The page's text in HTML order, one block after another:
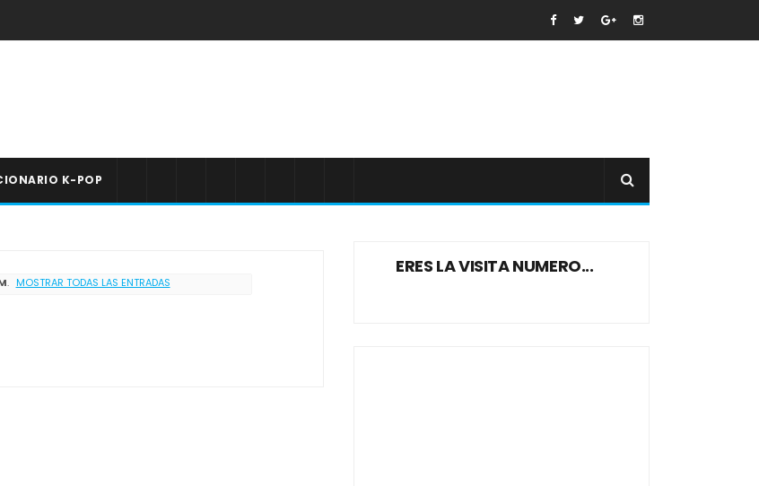
K-POP
. MOSTRAR TODAS LAS ENTRADAS
ERES LA VISITA NUMERO...